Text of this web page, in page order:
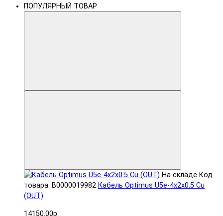
ПОПУЛЯРНЫЙ ТОВАР
На складе Код
товара: В0000019982 Кабель Optimus U5e-4x2x0.5 Cu
(OUT)
14150.00р.